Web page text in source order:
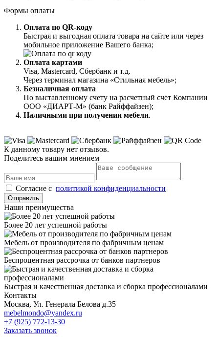
Формы оплаты
Оплата по QR-коду
Быстрая и выгодная оплата товара на сайте или через
мобильное приложение Вашего банка;
Оплата картами
Visa, Mastercard, Сбербанк и т.д.
Через терминал магазина «Стильная мебель»;
Безналичная оплата
По выставленному счету на расчетный счет Компании
ООО «ДИАРТ-М» (банк Райффайзен);
Наличными при получении мебели.
К данному товару нет отзывов.
Поделитесь вашим мнением
Cогласие с политикой конфиденциальности
Отправить
Наши преимущества
Более 20 лет успешной работы
Мебель от производителя по фабричным ценам
Беспроцентная рассрочка от банков партнеров
Быстрая и качественная доставка и сборка профессионалами
Контакты
Москва, Ул. Генерала Белова д.35
mebelmondo@yandex.ru
+7 (925) 772-13-30
Заказать звонок